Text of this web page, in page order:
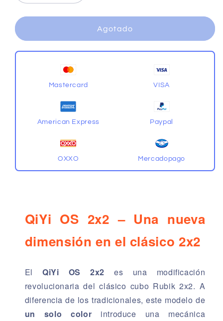
cantidad
para
OS
2x2
cantidad
para
OS
2x2
Agotado
Mastercard VISA
American Express Paypal
OXXO Mercadopago
QiYi OS 2x2 – Una nueva
dimensión en el clásico 2x2
ElQiYi OS 2x2 es una modificación
revolucionaria del clásico cubo Rubik 2x2. A
diferencia de los tradicionales, este modelo de
un solo color introduce una mecánica